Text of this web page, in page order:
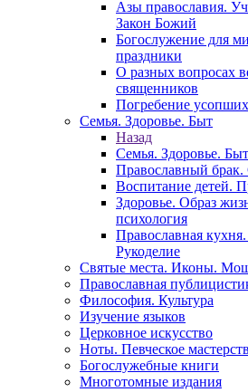
Азы православия.
Закон Божий
Богослужение для
праздники
О разных вопросах
священников
Погребение
Семья. Здоровье. Быт
Назад
Семья. Здоровье. Быт
Православный
Воспитание детей.
Здоровье. Образ
психология
Православная
Рукоделие
Святые места. Иконы.
Православная
Философия. Культура
Изучение языков
Церковное искусство
Ноты. Певческое
Богослужебные книги
Многотомные издания